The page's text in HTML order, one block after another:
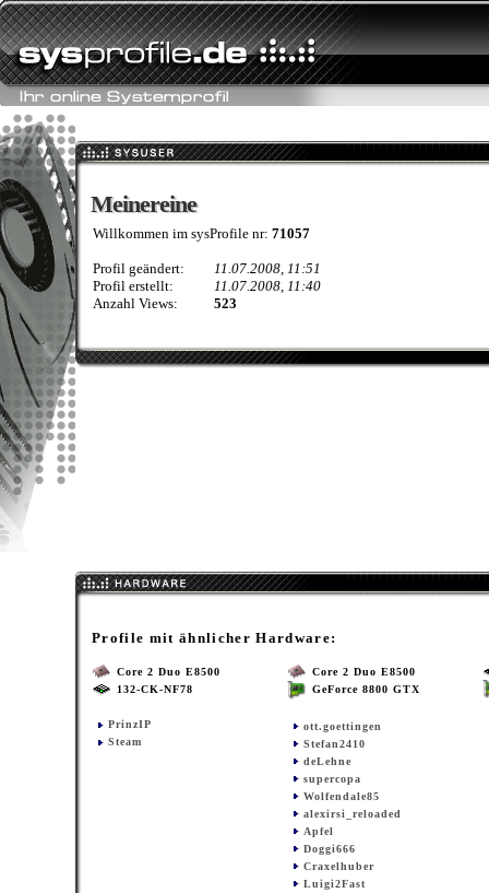
Meinereine
Meinereine
Willkommen im sysProfile nr: 71057
Profil geändert:
11.07.2008, 11:51
Profil erstellt:
11.07.2008, 11:40
Anzahl Views:
523
Profile mit ähnlicher Hardware:
Core 2 Duo E8500
132-CK-NF78
PrinzIP
Steam
Core 2 Duo E8500
GeForce 8800 GTX
ott.goettingen
Stefan2410
deLehne
supercopa
Wolfendale85
alexirsi_reloaded
Apfel
Doggi666
Craxelhuber
Luigi2Fast